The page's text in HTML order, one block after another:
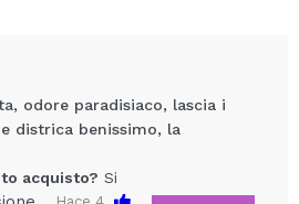
odore paradisiaco, lascia i
districa benissimo, la
acquisto? Si